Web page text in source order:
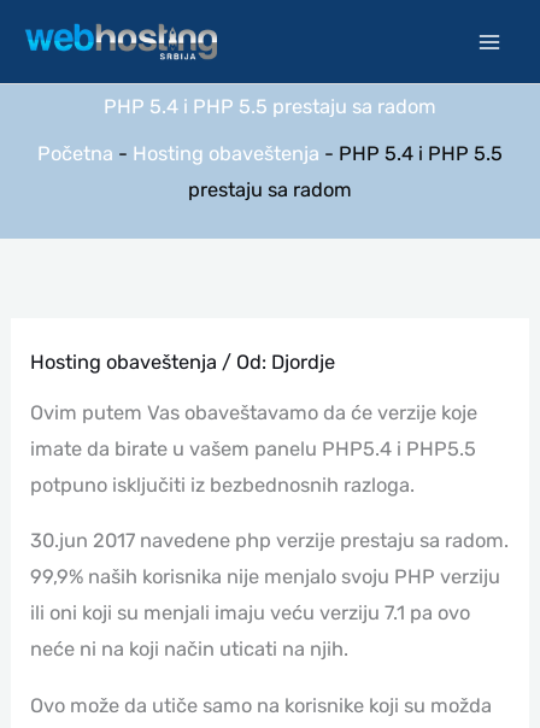
sadržaj
PHP 5.4 i PHP 5.5 prestaju sa radom
Početna - Hosting obaveštenja - PHP 5.4 i PHP 5.5
prestaju sa radom
Hosting obaveštenja / Od: Djordje
Ovim putem Vas obaveštavamo da će verzije koje
imate da birate u vašem panelu PHP5.4 i PHP5.5
potpuno isključiti iz bezbednosnih razloga.
30.jun 2017 navedene php verzije prestaju sa radom.
99,9% naših korisnika nije menjalo svoju PHP verziju
ili oni koji su menjali imaju veću verziju 7.1 pa ovo
neće ni na koji način uticati na njih.
Ovo može da utiče samo na korisnike koji su možda